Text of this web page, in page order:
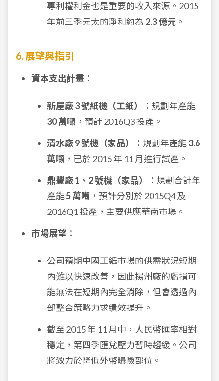
專利權利金也是重要的收入來源。2015
年前三季元太的淨利約為 2.3 億元 。
6. 展望與指引
資本支出計畫 ：
新屋廠 3 號紙機（工紙）
：規劃年產能
30 萬噸 ，預計 2016Q3 投產。
清水廠 9 號機（家品）
：規劃年產能3.6
萬噸 ，已於 2015 年 11 月進行試產。
鼎豐廠 1、2 號機（家品）
：規劃合計年
產能5 萬噸 ，預計分別於 2015Q4 及
2016Q1 投產，主要供應華南市場。
市場展望 ：
公司預期中國工紙市場的供需狀況短期
內難以快速改善，因此揚州廠的虧損可
能無法在短期內完全消除，但會透過內
部整合策略力求績效提升。
截至 2015 年 11 月中，人民幣匯率相對
穩定，第四季匯兌壓力暫時趨緩。公司
將致力於降低外幣曝險部位。